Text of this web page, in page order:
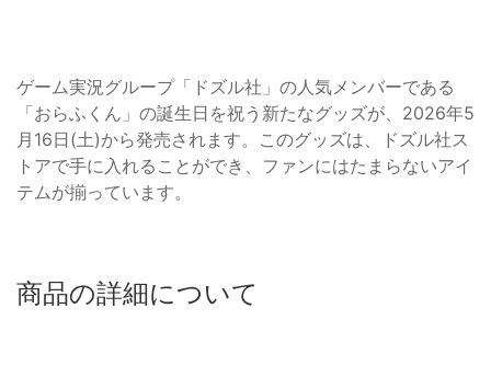
ゲーム実況グループ「ドズル社」の人気メンバーである
「おらふくん」の誕生日を祝う新たなグッズが、2026年5
月16日(土)から発売されます。このグッズは、ドズル社ス
トアで手に入れることができ、ファンにはたまらないアイ
テムが揃っています。
商品の詳細について